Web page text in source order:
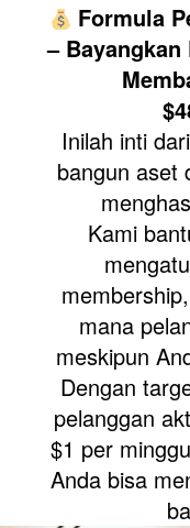
Formula
– Bayangkan
Inilah inti
bangun aset
Kami
mana
meskipun
Dengan
pelanggan
$1 per
Anda bisa